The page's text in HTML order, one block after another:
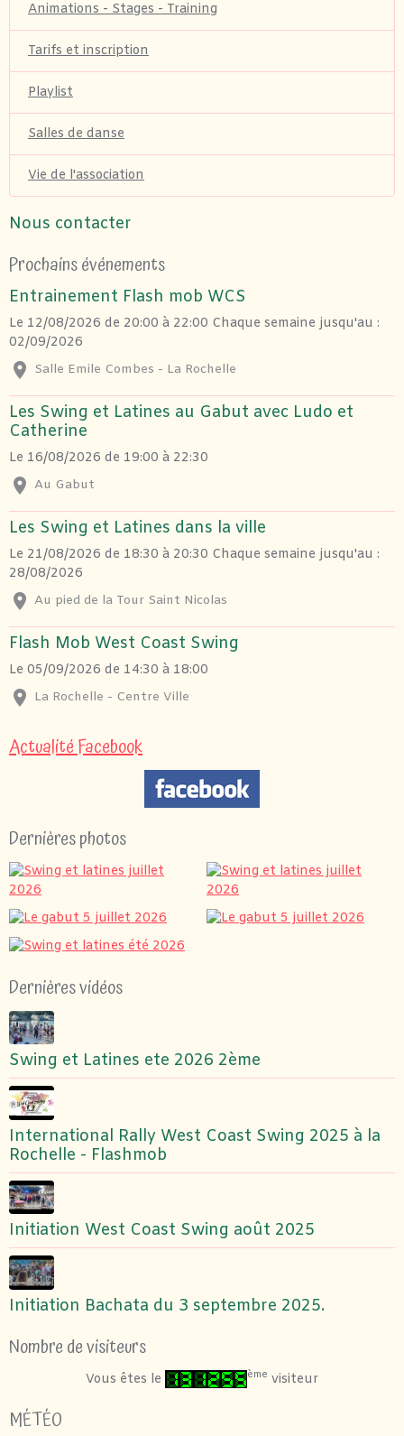
Animations - Stages - Training
Tarifs et inscription
Playlist
Salles de danse
Vie de l'association
Nous contacter
Prochains événements
Entrainement Flash mob WCS
Le 12/08/2026 de 20:00 à 22:00 Chaque semaine jusqu'au :
02/09/2026
Salle Emile Combes - La Rochelle
Les Swing et Latines au Gabut avec Ludo et
Catherine
Le 16/08/2026 de 19:00 à 22:30
Au Gabut
Les Swing et Latines dans la ville
Le 21/08/2026 de 18:30 à 20:30 Chaque semaine jusqu'au :
28/08/2026
Au pied de la Tour Saint Nicolas
Flash Mob West Coast Swing
Le 05/09/2026 de 14:30 à 18:00
La Rochelle - Centre Ville
Actualité Facebook
Dernières photos
Dernières vidéos
Swing et Latines ete 2026 2ème
International Rally West Coast Swing 2025 à la
Rochelle - Flashmob
Initiation West Coast Swing août 2025
Initiation Bachata du 3 septembre 2025.
Nombre de visiteurs
Vous êtes le ème visiteur
MÉTÉO